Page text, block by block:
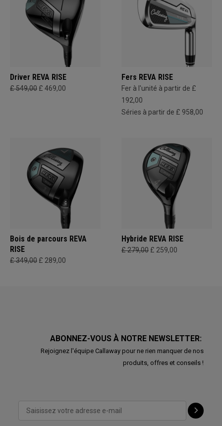
Driver REVA RISE
£ 549,00 £ 469,00
Fers REVA RISE
Fer à l'unité à partir de £
192,00
Séries à partir de £ 958,00
Bois de parcours REVA
RISE
£ 349,00 £ 289,00
Hybride REVA RISE
£ 279,00 £ 259,00
ABONNEZ-VOUS À NOTRE NEWSLETTER:
Rejoignez l'équipe Callaway pour ne rien manquer de nos
produits, offres et conseils !